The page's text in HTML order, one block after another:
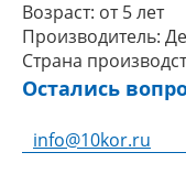
Возраст: от 5 лет
Производитель:
Страна
Остались
info@10kor.ru